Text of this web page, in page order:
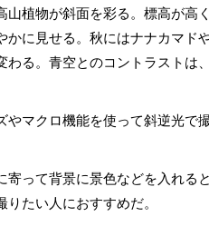
植物が斜面を彩る。標高が高
に見せる。秋にはナナカマド
る。青空とのコントラストは
マクロ機能を使って斜逆光で
って背景に景色などを入れる
たい人におすすめだ。